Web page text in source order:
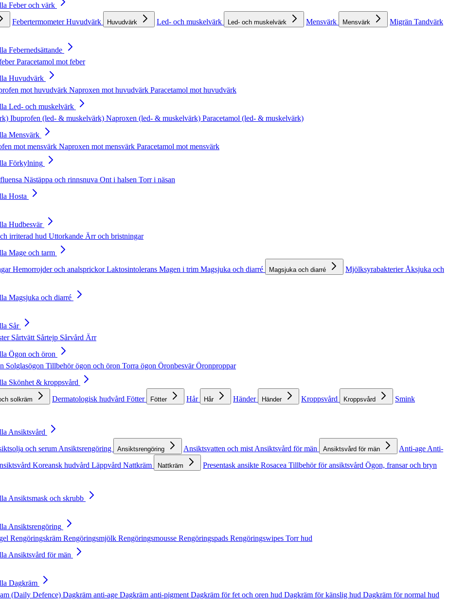
Feber och värk
FebertermometerHuvudvärk Huvudvärk Led- och muskelvärk Led- och muskelvärk Mensvärk Mensvärk Migrän Tandvärk
Febernedsättande
Paracetamol mot feber
Huvudvärk
mot huvudvärk Naproxen mot huvudvärk Paracetamol mot huvudvärk
Led- och muskelvärk
Ibuprofen (led- & muskelvärk) Naproxen (led- & muskelvärk) Paracetamol (led- & muskelvärk)
Mensvärk
mot mensvärk Naproxen mot mensvärk Paracetamol mot mensvärk
Förkylning
Nästäppa och rinnsnuva Ont i halsen Torr i näsan
Hosta
Hudbesvär
irriterad hud Uttorkande Ärr och bristningar
Mage och tarm
Hemorrojder och analsprickorLaktosintolerans Magen i trim Magsjuka och diarré Magsjuka och diarré Mjölksyrabakterier Åksjuka och
Magsjuka och diarré
Sår
Sårtvätt Sårtejp Sårvård Ärr
Ögon och öron
Solglasögon Tillbehör ögon och öron Torra ögon ÖronbesvärÖronproppar
Skönhet & kroppsvård
solkräm Dermatologisk hudvård Fötter Fötter Hår Hår Händer Händer Kroppsvård Kroppsvård Smink
Ansiktsvård
och serum Ansiktsrengöring Ansiktsrengöring Ansiktsvatten och mist Ansiktsvård för män Ansiktsvård för män Anti-age Anti-
Koreansk hudvård Läppvård Nattkräm Nattkräm Presentask ansikte Rosacea Tillbehör för ansiktsvård Ögon, fransar och bryn
Ansiktsmask och skrubb
Ansiktsrengöring
Rengöringskräm Rengöringsmjölk Rengöringsmousse Rengöringspads Rengöringswipes Torr hud
Ansiktsvård för män
Dagkräm
(Daily Defence) Dagkräm anti-age Dagkräm anti-pigment Dagkräm för fet och oren hud Dagkräm för känslig hud Dagkräm för normal hud